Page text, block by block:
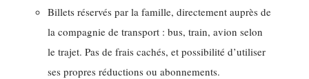
Billets réservés par la famille, directement auprès de
la compagnie de transport : bus, train, avion selon
le trajet. Pas de frais cachés, et possibilité d’utiliser
ses propres réductions ou abonnements.